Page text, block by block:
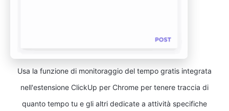
Usa la funzione di monitoraggio del tempo gratis integrata
nell'estensione ClickUp per Chrome per tenere traccia di
quanto tempo tu e gli altri dedicate a attività specifiche